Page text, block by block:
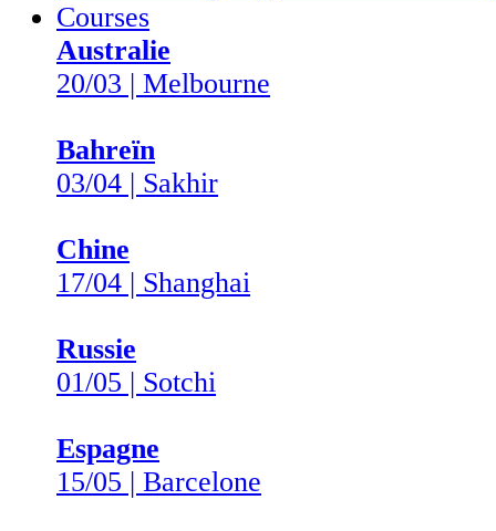
Courses
Australie
20/03 | Melbourne
Bahreïn
03/04 | Sakhir
Chine
17/04 | Shanghai
Russie
01/05 | Sotchi
Espagne
15/05 | Barcelone